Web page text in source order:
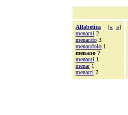
Alfabetica [« »]
menami 2
menando 3
menandolo 1
menano 7
menanti 1
menar1
menarci 2